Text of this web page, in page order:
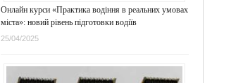
Онлайн курси «Практика водіння в реальних умовах
міста»: новий рівень підготовки водіїв
25/04/2025